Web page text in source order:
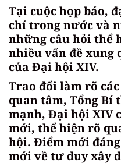
Tại cuộc họp báo,
chí trong nước và
những câu hỏi thể
nhiều vấn đề xung
của Đại hội XIV.
Trao đổi làm rõ
quan tâm, Tổng Bí
mạnh, Đại hội XIV
mới, thể hiện rõ
hội. Điểm mới
mới về tư duy xây